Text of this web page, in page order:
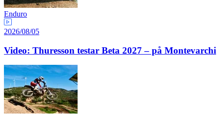
Enduro
2026/08/05
Video: Thuresson testar Beta 2027 – på Montevarchi